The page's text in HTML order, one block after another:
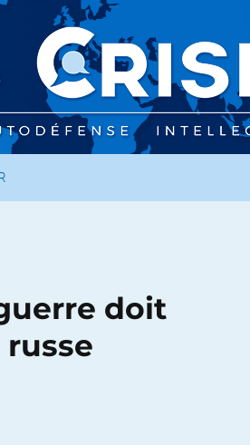
doit
russe